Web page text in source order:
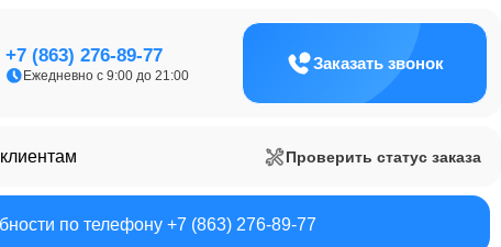
+7 (863) 276-89-77
Ежедневно с 9:00 до 21:00
Заказать звонок
Проверить статус заказа
по телефону +7 (863) 276-89-77